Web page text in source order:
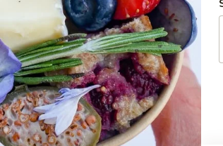
végétariens
Cups végétariens
90 g de fromages fins accompagnés d’olives,
de craquelins et de petits accompagnements.
10 cups végétariens:$250.00 25$ l'unité
10 cups végétariens *fromages premium:
Cups
Signature
Cups Signature